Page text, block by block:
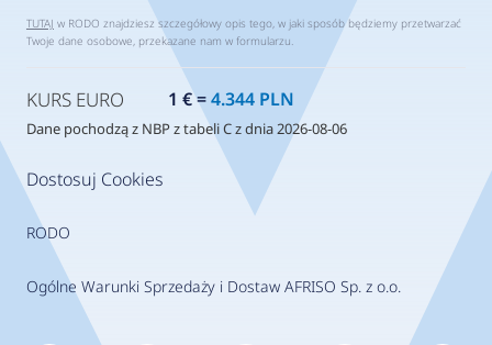
Dostosuj Cookies
RODO
Ogólne Warunki Sprzedaży i Dostaw AFRISO Sp. z o.o.
TUTAJ w RODO znajdziesz szczegółowy opis tego, w jaki sposób będziemy przetwarzać
Twoje dane osobowe, przekazane nam w formularzu.
KURS EURO 1 € =4.344 PLN
Dane pochodzą z NBP z tabeli C z dnia 2026-08-06